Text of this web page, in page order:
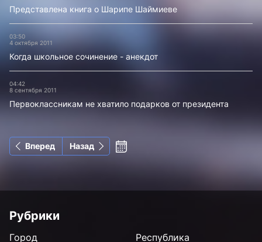
Представлена книга о Шарипе Шаймиеве
03:50
4 октября 2011
Когда школьное сочинение - анекдот
04:42
8 сентября 2011
Первоклассникам не хватило подарков от президента
Вперед Назад
Рубрики
Город
Республика